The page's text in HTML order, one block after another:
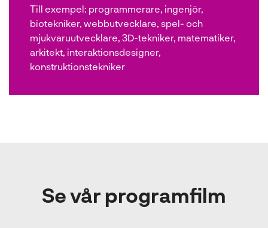
Till exempel: programmerare, ingenjör,
biotekniker, webbutvecklare, spel- och
mjukvaruutvecklare, 3D-tekniker, matematiker,
arkitekt, interaktionsdesigner,
konstruktionstekniker
Se vår programfilm